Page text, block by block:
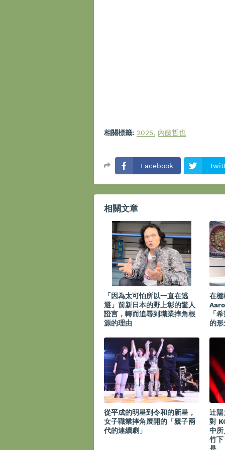
相關標籤: 2025 內藤哲也
Facebook
相關文章
「因為太可怕所以一直在逃
避」前新日本的野上彰的驚人
證言，轉而追尋到職業摔角根
源的理由
在棚
「
的
從平成的明星到令和的新星，
女子職業摔角展開的「親子兩
代的連續劇」
辻陽
對
中所
竹下